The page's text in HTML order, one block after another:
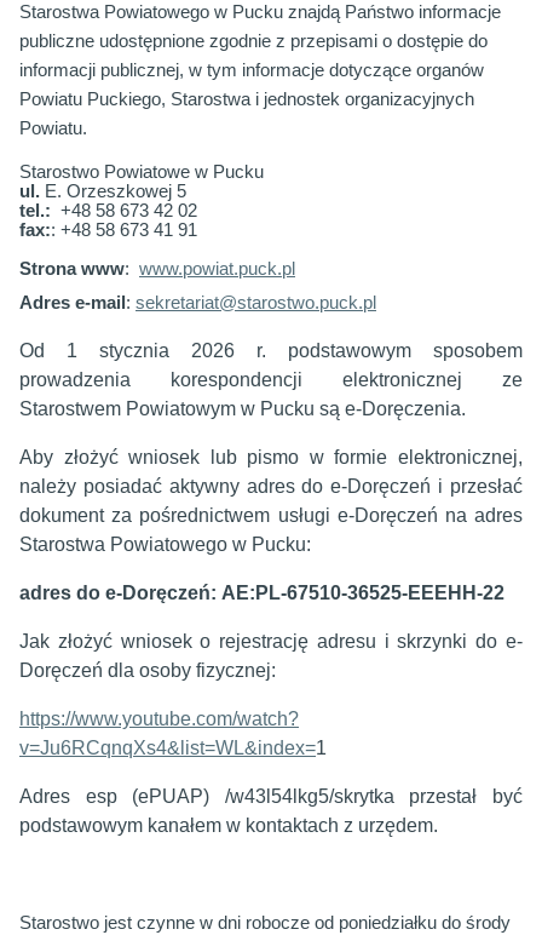
Starostwa Powiatowego w Pucku znajdą Państwo informacje
publiczne udostępnione zgodnie z przepisami o dostępie do
informacji publicznej, w tym informacje dotyczące organów
Powiatu Puckiego, Starostwa i jednostek organizacyjnych
Powiatu.
Starostwo Powiatowe w Pucku
ul. E. Orzeszkowej 5
tel.: +48 58 673 42 02
fax:: +48 58 673 41 91
Strona www: www.powiat.puck.pl
Adres e-mail : sekretariat@starostwo.puck.pl
Od 1 stycznia 2026 r. podstawowym sposobem
prowadzenia korespondencji elektronicznej ze
Starostwem Powiatowym w Pucku są e-Doręczenia.
Aby złożyć wniosek lub pismo w formie elektronicznej,
należy posiadać aktywny adres do e-Doręczeń i przesłać
dokument za pośrednictwem usługi e-Doręczeń na adres
Starostwa Powiatowego w Pucku:
adres do e-Doręczeń: AE:PL-67510-36525-EEEHH-22
Jak złożyć wniosek o rejestrację adresu i skrzynki do e-
Doręczeń dla osoby fizycznej:
https://www.youtube.com/watch?
v=Ju6RCqnqXs4&list=WL&index=1
Adres esp (ePUAP) /w43l54lkg5/skrytka przestał być
podstawowym kanałem w kontaktach z urzędem.
Starostwo jest czynne w dni robocze od poniedziałku do środy